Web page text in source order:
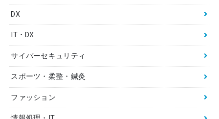
DX
IT・DX
サイバーセキュリティ
スポーツ・柔整・鍼灸
ファッション